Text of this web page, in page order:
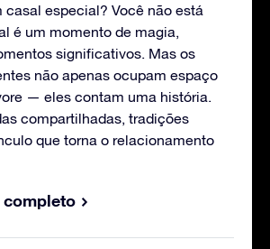
casal especial? Você não está
é um momento de magia,
significativos. Mas os
não apenas ocupam espaço
— eles contam uma história.
compartilhadas, tradições
que torna o relacionamento